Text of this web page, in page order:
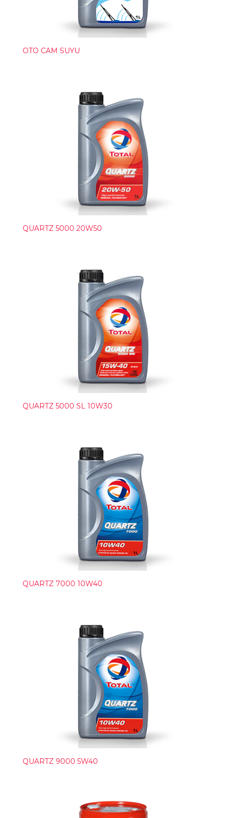
OTO CAM SUYU
QUARTZ 5000 20W50
QUARTZ 5000 SL 10W30
QUARTZ 7000 10W40
QUARTZ 9000 5W40